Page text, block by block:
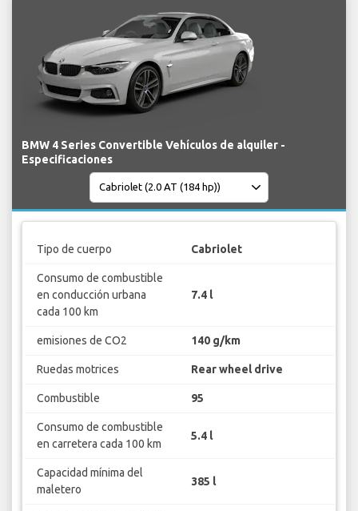
BMW 4 Series Convertible Vehículos de alquiler -
Especificaciones
Tipo de cuerpo Cabriolet
Consumo de combustible
en conducción urbana
cada 100 km
7.4 l
emisiones de CO2 140 g/km
Ruedas motrices Rear wheel drive
Combustible 95
Consumo de combustible
en carretera cada 100 km
5.4 l
Capacidad mínima del
maletero
385 l